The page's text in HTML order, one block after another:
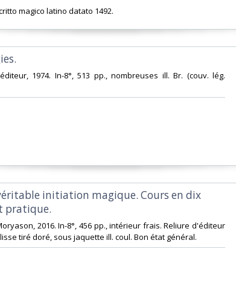
magico latino datato 1492.
1974. In-8°, 513 pp., nombreuses ill. Br. (couv. lég.
initiation magique. Cours en dix
pratique.‎
2016. In-8°, 456 pp., intérieur frais. Reliure d'éditeur
tiré doré, sous jaquette ill. coul. Bon état général.‎